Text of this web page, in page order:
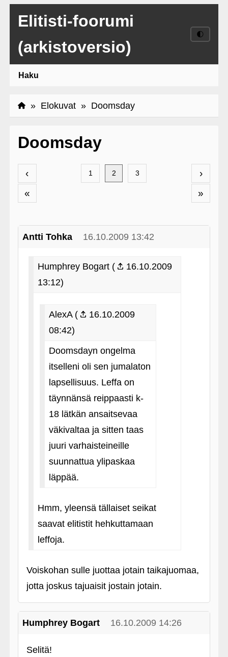
Elitisti-foorumi
(arkistoversio)
🌓
Haku
» Elokuvat» Doomsday
Doomsday
‹
«
›
»
1 2 3
Antti Tohka 16.10.2009 13:42
Humphrey Bogart (
16.10.2009
13:12)
AlexA (
16.10.2009
08:42)
Doomsdayn ongelma
itselleni oli sen jumalaton
lapsellisuus. Leffa on
täynnänsä reippaasti k-
18 lätkän ansaitsevaa
väkivaltaa ja sitten taas
juuri varhaisteineille
suunnattua ylipaskaa
läppää.
Hmm, yleensä tällaiset seikat
saavat elitistit hehkuttamaan
leffoja.
Voiskohan sulle juottaa jotain taikajuomaa,
jotta joskus tajuaisit jostain jotain.
Humphrey Bogart 16.10.2009 14:26
Selitä!